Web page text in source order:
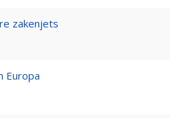
zakenjets
Europa